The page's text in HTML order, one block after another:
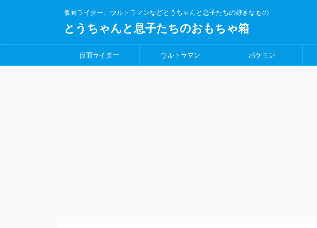
仮面ライダー、ウルトラマンなどとうちゃんと息子たちの好きなもの
とうちゃんと息子たちのおもちゃ箱
仮面ライダー ウルトラマン ポケモン